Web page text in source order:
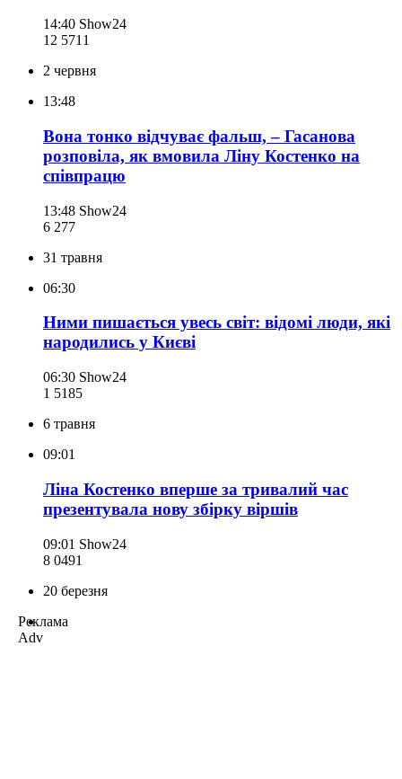
14:40 Show24
12 571 1
2 червня
13:48
Вона тонко відчуває фальш, – Гасанова
розповіла, як вмовила Ліну Костенко на
співпрацю
13:48 Show24
6 277
31 травня
06:30
Ними пишається увесь світ: відомі люди, які
народились у Києві
06:30 Show24
1 5185
6 травня
09:01
Ліна Костенко вперше за тривалий час
презентувала нову збірку віршів
09:01 Show24
8 0491
20 березня
Реклама
Adv